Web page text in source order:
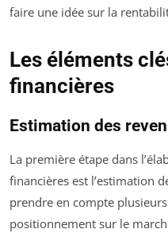
faire une idée sur la
Les éléments
financières
Estimation des
La première étape dans
financières est l’estimation
prendre en compte
positionnement sur le